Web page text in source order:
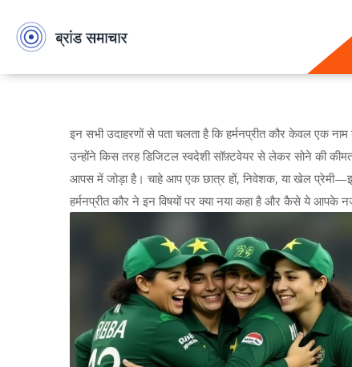
इन सभी उदाहरणों से पता चलता है कि हर्मनप्रीत कौर केवल एक नाम
उन्होंने किस तरह डिजिटल स्वदेशी सॉफ़्टवेयर से लेकर सोने की
आपस में जोड़ा है। चाहे आप एक छात्र हों, निवेशक, या खेल
हर्मनप्रीत कौर ने इन विषयों पर क्या नया कहा है और कैसे ये आपके